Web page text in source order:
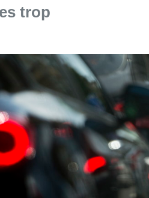
trop